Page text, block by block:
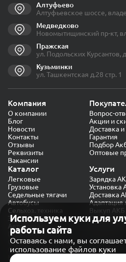
Используем куки для
работы сайта
Оставаясь с нами, вы
использование файлов куки
Алтуфьево
Алтуфьевское шоссе,
Медведково
Новомытищинский пр-кт,
Пражская
ул. Подольских Курсантов,
Кузьминки
ул. Ташкентская д.28 стр. 1
Компания
О компании
Блог
Новости
Контакты
Отзывы
Реквизиты
Вакансии
Вопрос-
Акции и
Доставка и
Гарантия
Подбор
Оптовые
Каталог
Легковые
Грузовые
Седельные тягачи
Автобусы
Сельхоз. техника
Экскаваторы
Автокраны
Услуги
Зарядка
Установка
Доставка
Адаптация
Выкуп АКБ
Проверка
Политика конфиденциальности
Обработка персональных данных
Согласие на обработку в
Карта сайта